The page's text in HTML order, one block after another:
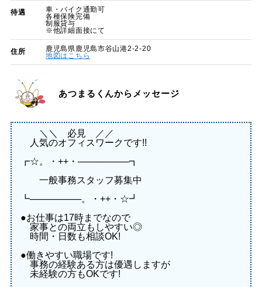
待遇
車・バイク通勤可
各種保険完備
制服貸与
※他詳細面接にて
住所
鹿児島県鹿児島市谷山港2-2-20
地図はこちら
あつまるくんからメッセージ
＼＼ 必見 ／／
人気のオフィスワークです!!
┏☆。・++・────────┓
一般事務スタッフ募集中
┗────────。・++・☆┛
●お仕事は17時までなので
家事との両立もしやすい◎
時間・日数も相談OK!
●働きやすい職場です!
事務の経験ある方は優遇しますが
未経験の方もOKです!